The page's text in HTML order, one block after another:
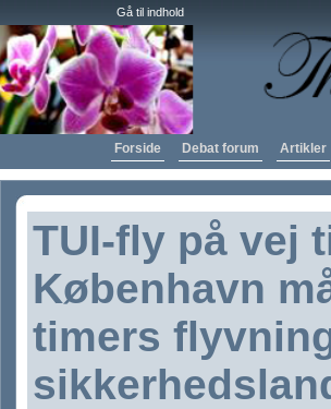
Gå til indhold
Forside Debat forum Artikler
TUI-fly på vej
København
timers